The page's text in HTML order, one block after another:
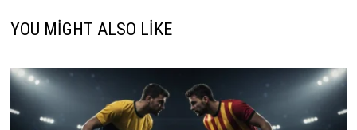
YOU MIGHT ALSO LIKE